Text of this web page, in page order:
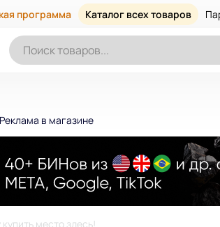
программа Каталог всех товаров
Реклама в магазине
купить место здесь!